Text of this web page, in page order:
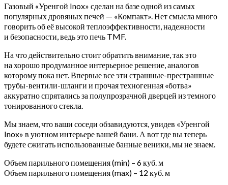
Газовый «Уренгой Inox» сделан на базе одной из самых
популярных дровяных печей — «Компакт». Нет смысла много
говорить об её высокой теплоэффективности, надежности
и безопасности, ведь это печь TMF.
На что действительно стоит обратить внимание, так это
на хорошо продуманное интерьерное решение, аналогов
которому пока нет. Впервые все эти страшные-престрашные
трубы-вентили-шланги и прочая техногенная «ботва»
аккуратно спрятались за полупрозрачной дверцей из темного
тонированного стекла.
Мы знаем, что ваши соседи обзавидуются, увидев «Уренгой
Inox» в уютном интерьере вашей бани. А вот где вы теперь
будете сжигать использованные банные веники, мы не знаем.
Объем парильного помещения (min) – 6 куб. м
Объем парильного помещения (max) – 12 куб. м